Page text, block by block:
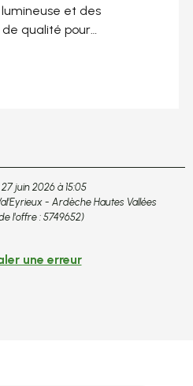
et des
qualité pour
juin 2026 à 15:05
- Ardèche Hautes Vallées
l'offre : 5749652)
une erreur